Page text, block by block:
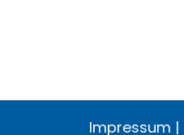
Impressum |